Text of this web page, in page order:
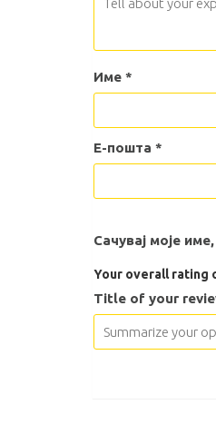
Име *
Е-пошта *
Сачувај моје
Your overall rating
Title of your